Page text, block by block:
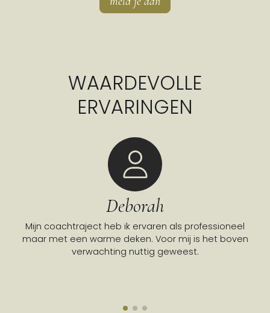
WAARDEVOLLE
ERVARINGEN
Deborah
Mijn coachtraject heb ik ervaren als professioneel
maar met een warme deken. Voor mij is het boven
verwachting nuttig geweest.